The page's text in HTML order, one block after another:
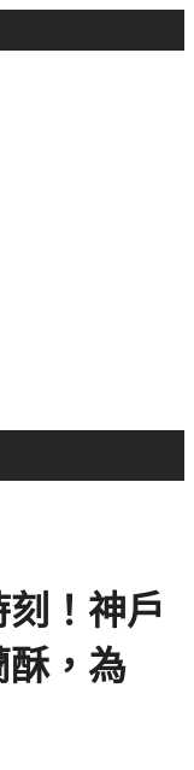
！神戶
，為